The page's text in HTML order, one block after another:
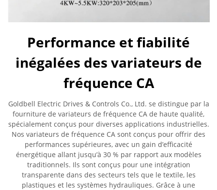
Performance et fiabilité
inégalées des variateurs de
fréquence CA
Goldbell Electric Drives & Controls Co., Ltd. se distingue par la
fourniture de variateurs de fréquence CA de haute qualité,
spécialement conçus pour diverses applications industrielles.
Nos variateurs de fréquence CA sont conçus pour offrir des
performances supérieures, avec un gain d’efficacité
énergétique allant jusqu’à 30 % par rapport aux modèles
traditionnels. Ils sont conçus pour une intégration
transparente dans des secteurs tels que le textile, les
plastiques et les systèmes hydrauliques. Grâce à une